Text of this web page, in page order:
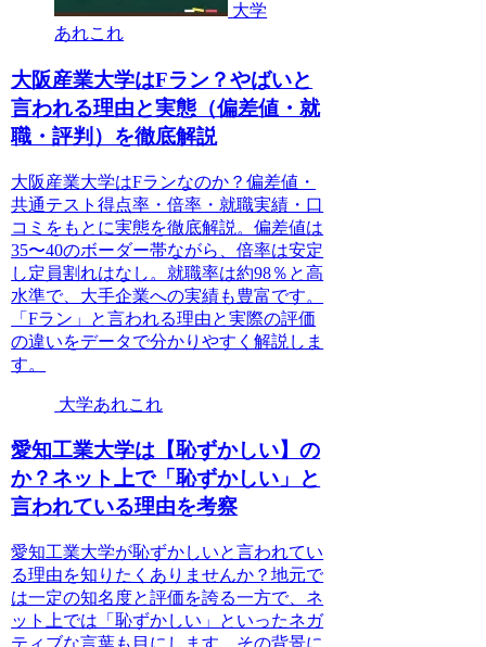
大学
あれこれ
大阪産業大学はFラン？やばいと
言われる理由と実態（偏差値・就
職・評判）を徹底解説
大阪産業大学はFランなのか？偏差値・
共通テスト得点率・倍率・就職実績・口
コミをもとに実態を徹底解説。偏差値は
35〜40のボーダー帯ながら、倍率は安定
し定員割れはなし。就職率は約98％と高
水準で、大手企業への実績も豊富です。
「Fラン」と言われる理由と実際の評価
の違いをデータで分かりやすく解説しま
す。
大学あれこれ
愛知工業大学は【恥ずかしい】の
か？ネット上で「恥ずかしい」と
言われている理由を考察
愛知工業大学が恥ずかしいと言われてい
る理由を知りたくありませんか？地元で
は一定の知名度と評価を誇る一方で、ネ
ット上では「恥ずかしい」といったネガ
ティブな言葉も目にします。その背景に